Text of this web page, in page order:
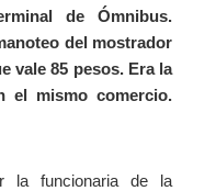
de Ómnibus.
del mostrador
vale 85 pesos. Era la
el mismo comercio.
la funcionaria de la